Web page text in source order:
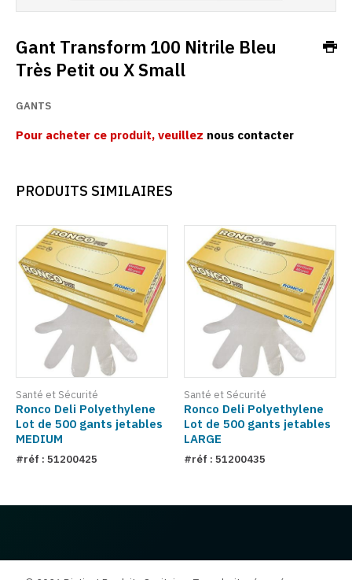
Gant Transform 100 Nitrile Bleu
Très Petit ou X Small
GANTS
Pour acheter ce produit, veuillez nous contacter
PRODUITS SIMILAIRES
Santé et Sécurité
Ronco Deli Polyethylene
Lot de 500 gants jetables
MEDIUM
#réf : 51200425
Santé et Sécurité
Ronco Deli Polyethylene
Lot de 500 gants jetables
LARGE
#réf : 51200435